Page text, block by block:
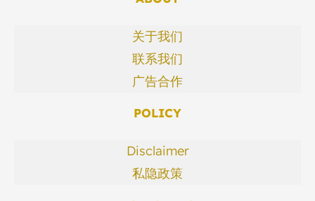
关于我们
联系我们
广告合作
POLICY
Disclaimer
私隐政策